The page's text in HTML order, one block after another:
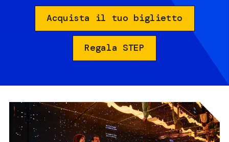
Acquista il tuo biglietto
Regala STEP